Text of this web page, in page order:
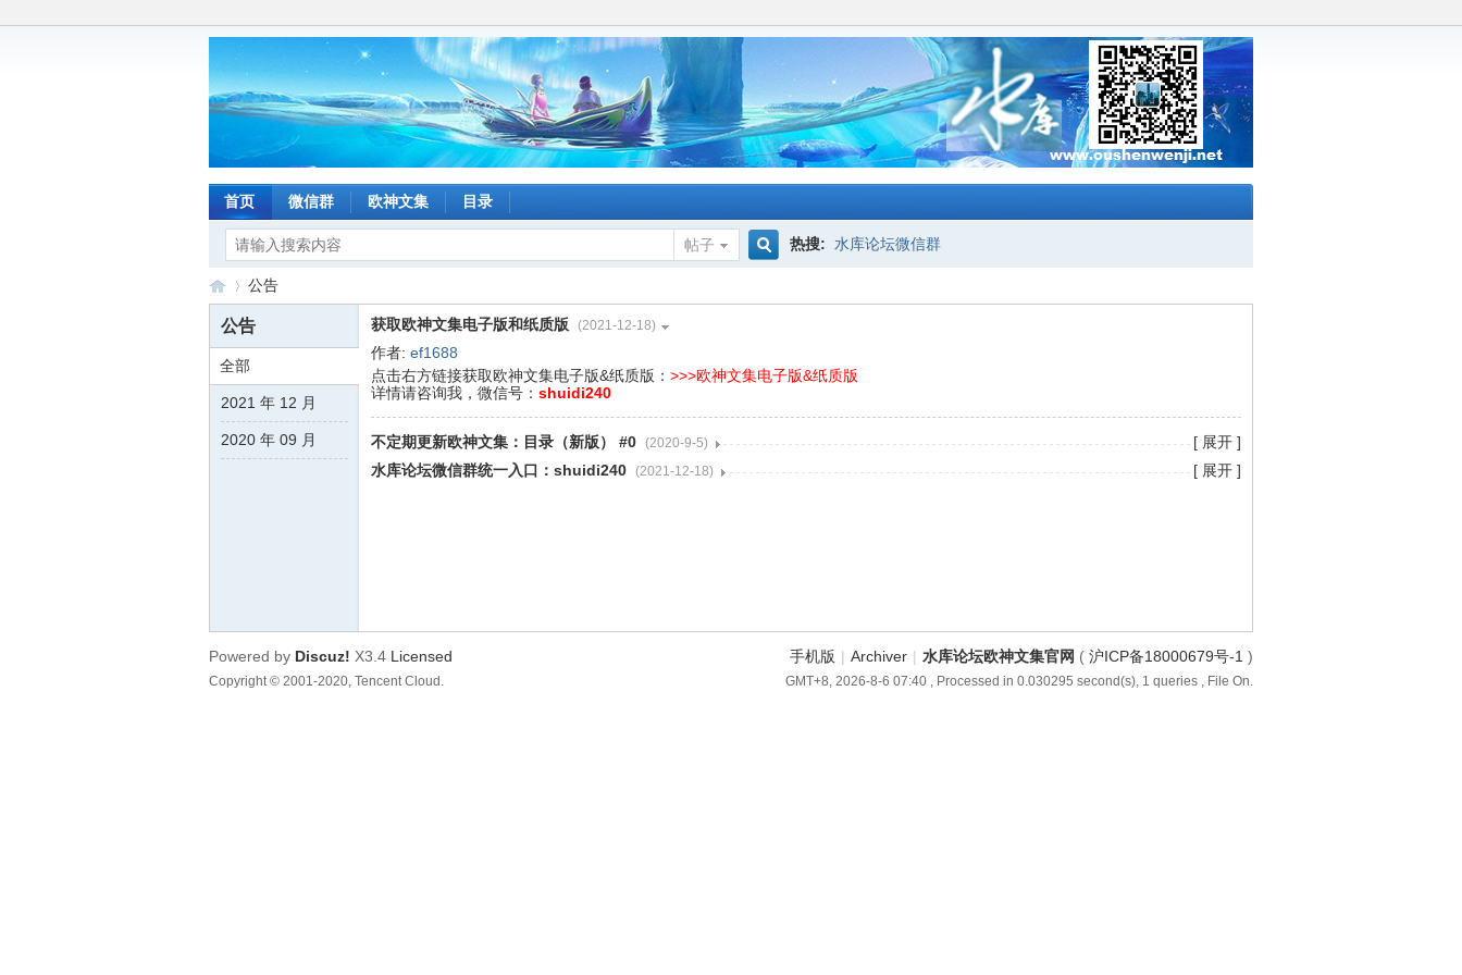
首页 微信群 欧神文集 目录
帖子
索
热搜: 水库论坛微信群
公告
获取欧神文集电子版和纸质版 (2021-12-18)
作者: ef1688
点击右方链接获取欧神文集电子版&纸质版： >>>欧神文集电子版&纸质版
详情请咨询我，微信号： shuidi240
不定期更新欧神文集：目录（新版） #0 (2020-9-5)
[ 展开 ]
水库论坛微信群统一入口：shuidi240 (2021-12-18) [ 展开 ]
公告
全部
2021 年 12 月
2020 年 09 月
手机版 | Archiver | 水库论坛欧神文集官网 ( 沪ICP备18000679号-1 )
GMT+8, 2026-8-6 07:40 , Processed in 0.030295 second(s), 1 queries , File On.
Powered by Discuz! X3.4 Licensed
Copyright © 2001-2020, Tencent Cloud.